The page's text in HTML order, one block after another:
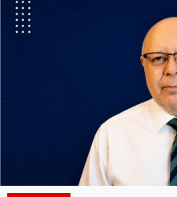
Ekonomik Takvim
Kiripto Para Piyasası
Gizlilik Sözleşmesi
Hakkımızda